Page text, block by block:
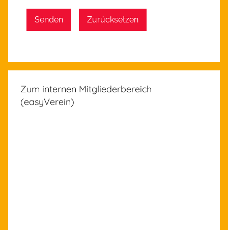
Senden Zurücksetzen
Zum internen Mitgliederbereich
(easyVerein)